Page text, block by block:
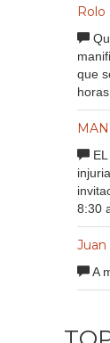
Rolo
que
8:30
Juan
A